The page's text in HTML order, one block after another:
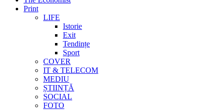
Print
LIFE
Istorie
Exit
Tendințe
Sport
COVER
IT & TELECOM
MEDIU
ȘTIINȚĂ
SOCIAL
FOTO